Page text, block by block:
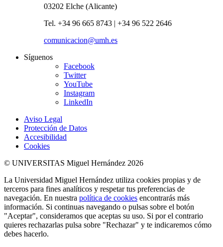
03202 Elche (Alicante)
Tel. +34 96 665 8743 | +34 96 522 2646
comunicacion@umh.es
Síguenos
Facebook
Twitter
YouTube
Instagram
LinkedIn
Aviso Legal
Protección de Datos
Accesibilidad
Cookies
© UNIVERSITAS Miguel Hernández 2026
La Universidad Miguel Hernández utiliza cookies propias y de
terceros para fines analíticos y respetar tus preferencias de
navegación. En nuestra política de cookies encontrarás más
información. Si continuas navegando o pulsas sobre el botón
"Aceptar", consideramos que aceptas su uso. Si por el contrario
quieres rechazarlas pulsa sobre "Rechazar" y te indicaremos cómo
debes hacerlo.